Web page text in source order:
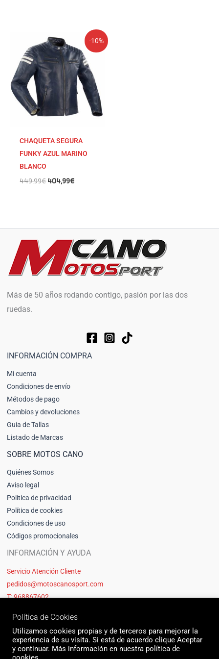
-10%
CHAQUETA SEGURA
FUNKY AZUL MARINO
BLANCO
449,99€
El
precio
original
era:
449,99€.
404,99€
precio
actual
es:
404,99€.
Más de 50 años rodando contigo, pasión por las dos
ruedas.
INFORMACIÓN COMPRA
Mi cuenta
Condiciones de envío
Métodos de pago
Cambios y devoluciones
Guia de Tallas
Listado de Marcas
SOBRE MOTOS CANO
Quiénes Somos
Aviso legal
Política de privacidad
Política de cookies
Condiciones de uso
Códigos promocionales
INFORMACIÓN Y AYUDA
Servicio Atención Cliente
pedidos@motoscanosport.com
T: 968867602
Política de Cookies
Utilizamos cookies propias y de terceros para mejorar la
experiencia de su visita. Si está de acuerdo clique Aceptar
y continuar. Más información en nuestra política de